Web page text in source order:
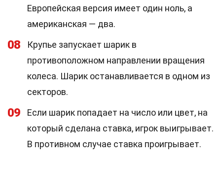
Европейская версия имеет один ноль, а
американская — два.
08
Крупье запускает шарик в
противоположном направлении вращения
колеса. Шарик останавливается в одном из
секторов.
09
Если шарик попадает на число или цвет, на
который сделана ставка, игрок выигрывает.
В противном случае ставка проигрывает.